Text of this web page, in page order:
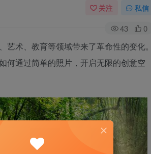
关注 私信
43 0
术、教育等领域带来了革命性的变化。
何通过简单的照片，开启无限的创意空